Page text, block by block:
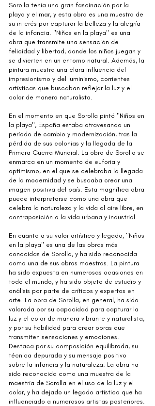
Sorolla tenía una gran fascinación por la
playa y el mar, y esta obra es una muestra de
su interés por capturar la belleza y la alegría
de la infancia. "Niños en la playa" es una
obra que transmite una sensación de
felicidad y libertad, donde los niños juegan y
se divierten en un entorno natural. Además, la
pintura muestra una clara influencia del
impresionismo y del luminismo, corrientes
artísticas que buscaban reflejar la luz y el
color de manera naturalista.
En el momento en que Sorolla pintó "Niños en
la playa", España estaba atravesando un
período de cambio y modernización, tras la
pérdida de sus colonias y la llegada de la
Primera Guerra Mundial. La obra de Sorolla se
enmarca en un momento de euforia y
optimismo, en el que se celebraba la llegada
de la modernidad y se buscaba crear una
imagen positiva del país. Esta magnífica obra
puede interpretarse como una obra que
celebra la naturaleza y la vida al aire libre, en
contraposición a la vida urbana y industrial.
En cuanto a su valor artístico y legado, "Niños
en la playa" es una de las obras más
conocidas de Sorolla, y ha sido reconocida
como una de sus obras maestras. La pintura
ha sido expuesta en numerosas ocasiones en
todo el mundo, y ha sido objeto de estudio y
análisis por parte de críticos y expertos en
arte. La obra de Sorolla, en general, ha sido
valorada por su capacidad para capturar la
luz y el color de manera vibrante y naturalista,
y por su habilidad para crear obras que
transmiten sensaciones y emociones.
Destaca por su composición equilibrada, su
técnica depurada y su mensaje positivo
sobre la infancia y la naturaleza. La obra ha
sido reconocida como una muestra de la
maestría de Sorolla en el uso de la luz y el
color, y ha dejado un legado artístico que ha
influenciado a numerosos artistas posteriores.